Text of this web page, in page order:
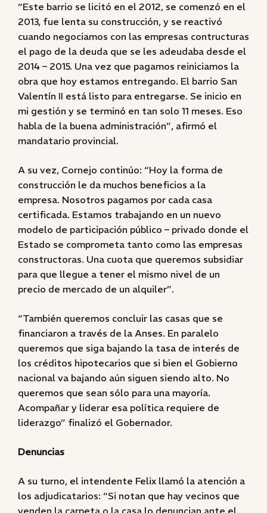
“Este barrio se licitó en el 2012, se comenzó en el
2013, fue lenta su construcción, y se reactivó
cuando negociamos con las empresas contructuras
el pago de la deuda que se les adeudaba desde el
2014 – 2015. Una vez que pagamos reiniciamos la
obra que hoy estamos entregando. El barrio San
Valentín II está listo para entregarse. Se inicio en
mi gestión y se terminó en tan solo 11 meses. Eso
habla de la buena administración”, afirmó el
mandatario provincial.
A su vez, Cornejo continúo: “Hoy la forma de
construcción le da muchos beneficios a la
empresa. Nosotros pagamos por cada casa
certificada. Estamos trabajando en un nuevo
modelo de participación público – privado donde el
Estado se comprometa tanto como las empresas
constructoras. Una cuota que queremos subsidiar
para que llegue a tener el mismo nivel de un
precio de mercado de un alquiler”.
“También queremos concluir las casas que se
financiaron a través de la Anses. En paralelo
queremos que siga bajando la tasa de interés de
los créditos hipotecarios que si bien el Gobierno
nacional va bajando aún siguen siendo alto. No
queremos que sean sólo para una mayoría.
Acompañar y liderar esa política requiere de
liderazgo” finalizó el Gobernador.
Denuncias
A su turno, el intendente Felix llamó la atención a
los adjudicatarios: “Si notan que hay vecinos que
venden la carpeta o la casa lo denuncian ante el